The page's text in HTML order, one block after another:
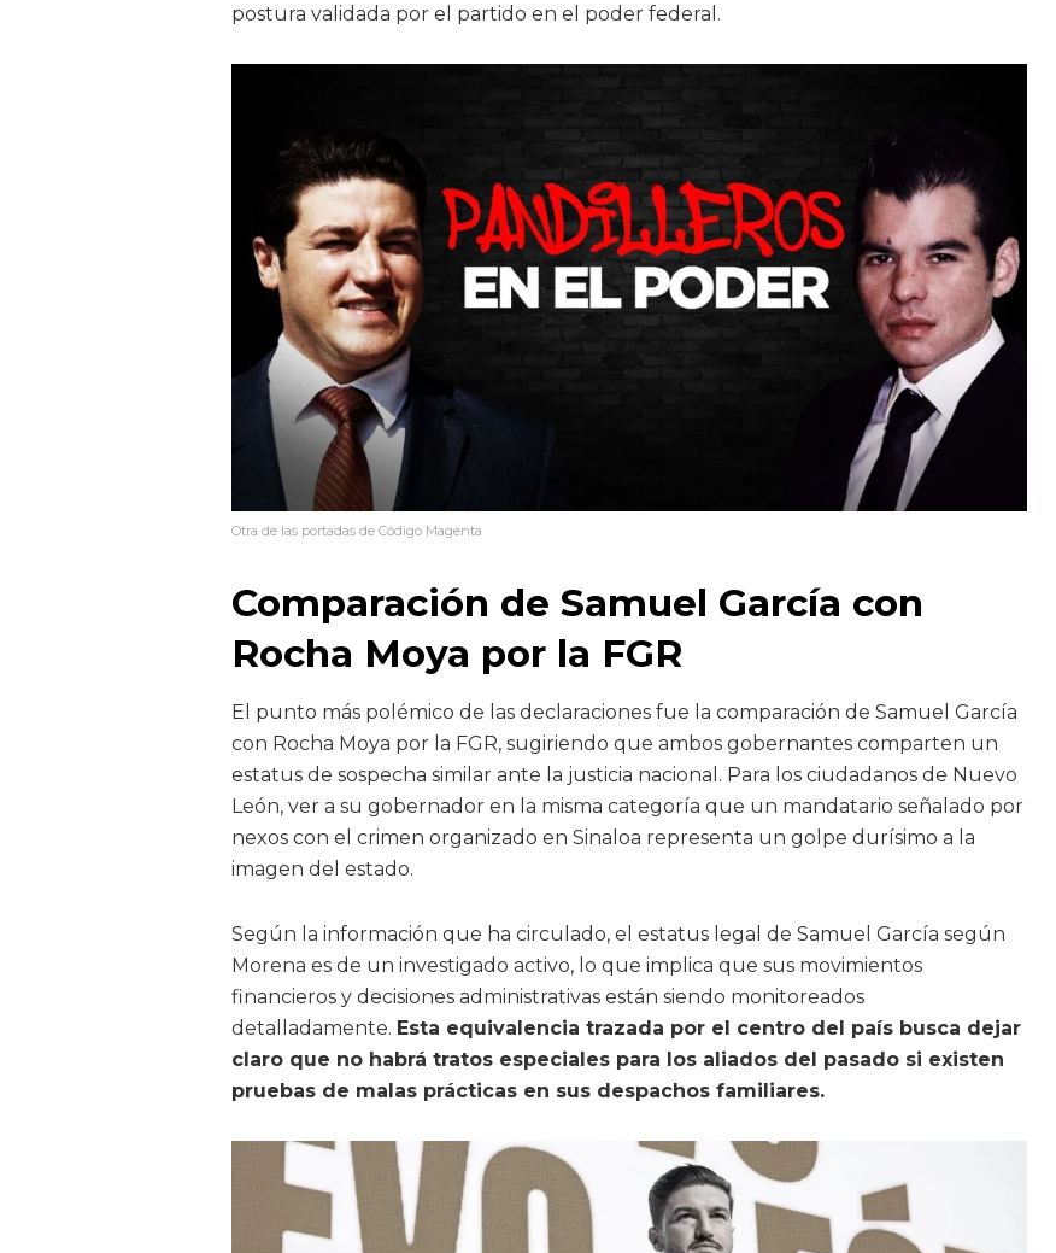
postura validada por el partido en el poder federal.
Otra de las portadas de Código Magenta
Comparación de Samuel García con
Rocha Moya por la FGR
El punto más polémico de las declaraciones fue la comparación de Samuel García
con Rocha Moya por la FGR, sugiriendo que ambos gobernantes comparten un
estatus de sospecha similar ante la justicia nacional. Para los ciudadanos de Nuevo
León, ver a su gobernador en la misma categoría que un mandatario señalado por
nexos con el crimen organizado en Sinaloa representa un golpe durísimo a la
imagen del estado.
Según la información que ha circulado, el estatus legal de Samuel García según
Morena es de un investigado activo, lo que implica que sus movimientos
financieros y decisiones administrativas están siendo monitoreados
detalladamente. Esta equivalencia trazada por el centro del país busca dejar
claro que no habrá tratos especiales para los aliados del pasado si existen
pruebas de malas prácticas en sus despachos familiares.